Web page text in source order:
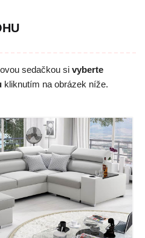
sedačkou si vyberte
kliknutím na obrázek níže.